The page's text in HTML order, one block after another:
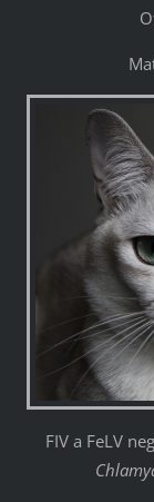
FIV a FeLV